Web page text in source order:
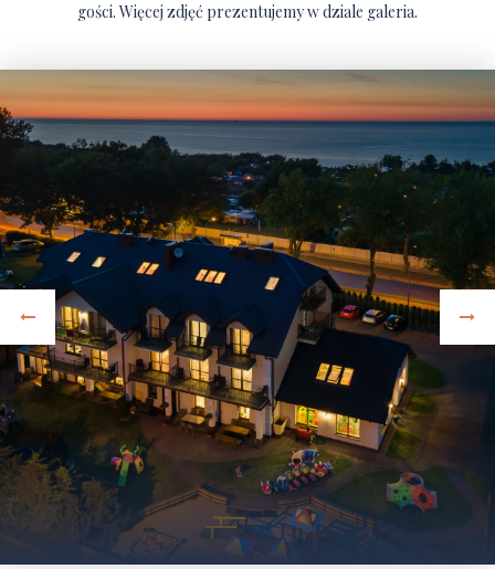
gości. Więcej zdjęć prezentujemy w dziale galeria.